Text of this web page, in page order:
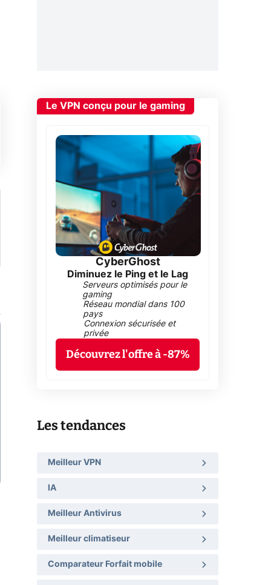
Le VPN conçu pour le gaming
CyberGhost
Diminuez le Ping et le Lag
Serveurs optimisés pour le
gaming
Réseau mondial dans 100
pays
Connexion sécurisée et
privée
Découvrez l'offre à -87%
Les tendances
Meilleur VPN
IA
Meilleur Antivirus
Meilleur climatiseur
Comparateur Forfait mobile